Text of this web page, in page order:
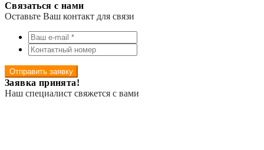
Связаться с нами
Оставьте Ваш контакт для связи
Отправить заявку
Заявка принята!
Наш специалист свяжется с вами